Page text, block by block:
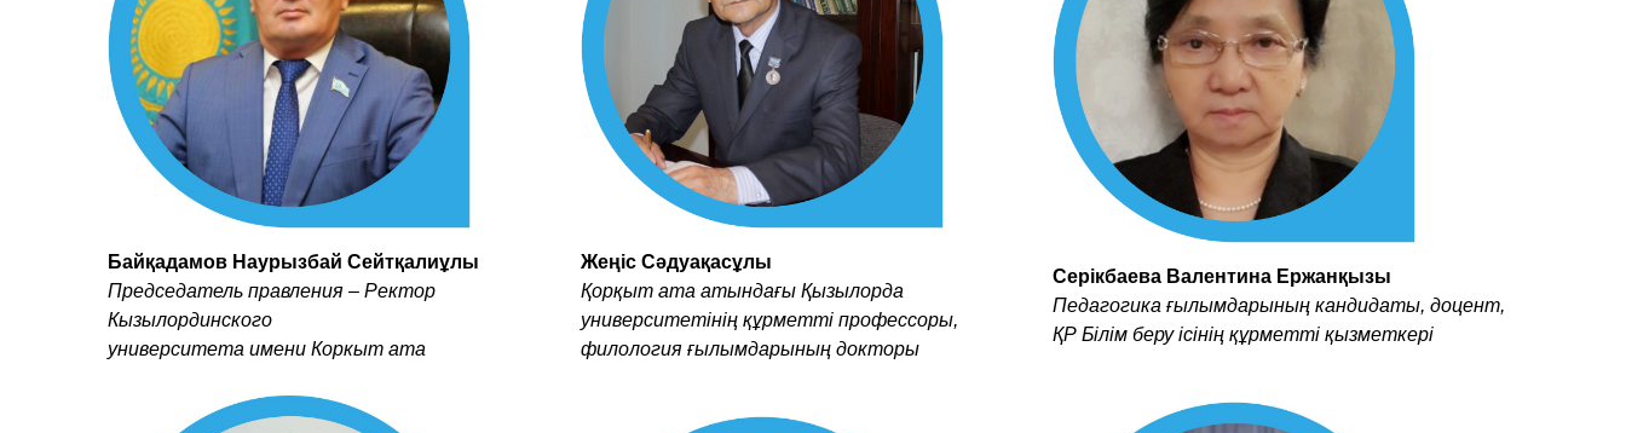
Байқадамов Наурызбай Сейтқалиұлы
Председатель правления – Ректор
Кызылординского
университета имени Коркыт ата
Жеңіс Сәдуақасұлы
Қорқыт ата атындағы Қызылорда
университетінің құрметті профессоры,
филология ғылымдарының докторы
Серікбаева Валентина Ержанқызы
Педагогика ғылымдарының кандидаты, доцент,
ҚР Білім беру ісінің құрметті қызметкері